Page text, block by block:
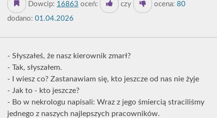
Dowcip: 16863 oceń: czy ocena: 80
dodano: 01.04.2026
- Słyszałeś, że nasz kierownik zmarł?
- Tak, słyszałem.
- I wiesz co? Zastanawiam się, kto jeszcze od nas nie żyje
- Jak to - kto jeszcze?
- Bo w nekrologu napisali: Wraz z jego śmiercią straciliśmy
jednego z naszych najlepszych pracowników.